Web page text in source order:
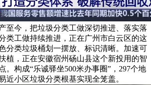
至今，把垃圾分类工做深切推进、落实落
类工做持续推进，正在广州市白云区的这
分类垃圾桶划一摆放、标识清晰。加速可
植，正在安徽宿州砀山县这个新投用的智
。构成“乐诚驿坐500米办事圈”，297个地
近小区垃圾分类根基实现全笼盖。